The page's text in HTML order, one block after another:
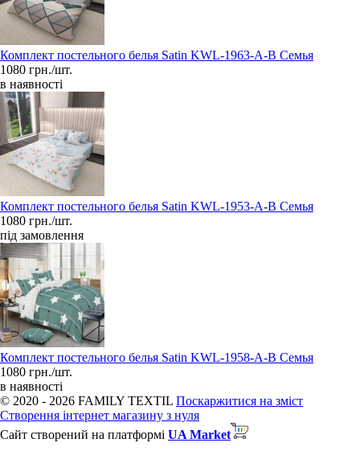
Комплект постельного белья Satin KWL-1963-A-B Семья
1080 грн./шт.
в наявності
Комплект постельного белья Satin KWL-1953-A-B Семья
1080 грн./шт.
під замовлення
Комплект постельного белья Satin KWL-1958-A-B Семья
1080 грн./шт.
в наявності
© 2020 - 2026 FAMILY TEXTIL Поскаржитися на зміст
Створення інтернет магазину з нуля
Сайт створений на платформі UA Market